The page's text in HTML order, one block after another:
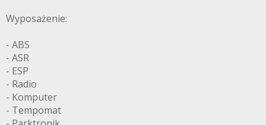
Wyposażenie:
- ABS
- ASR
- ESP
- Radio
- Komputer
- Tempomat